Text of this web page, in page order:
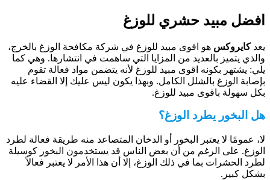
مبيد حشري للوزغ
كايروكسهو اقوى مبيد للوزغ في شركة مكافحة الوزغ بالخرج،
يتميز بالعديد من المزايا التي ساهمت في انتشارها. وهي كما
يشتهر بكونه اقوى مبيد للوزغ لأنه يتضمن مواد فعالة تقوم
الوزغ بالشلل الكامل. وبهذا يكون ليس عليك إلا القضاء عليه
سهولة باقوى مبيد للوزغ.
البخور يطرد الوزغ؟
عمومًا لا يعتبر البخور أو الدخان المتصاعد منه طريقة فعالة لطرد
على الرغم من أن بعض الناس قد يستخدمون البخور كوسيلة
الحشرات بما في ذلك الوزغ، إلا أن هذا الأمر لا يعتبر فعالاً
كبير.